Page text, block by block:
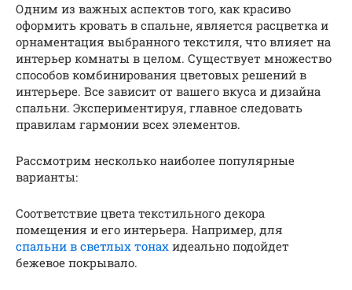
Одним из важных аспектов того, как красиво
оформить кровать в спальне, является расцветка и
орнаментация выбранного текстиля, что влияет на
интерьер комнаты в целом. Существует множество
способов комбинирования цветовых решений в
интерьере. Все зависит от вашего вкуса и дизайна
спальни. Экспериментируя, главное следовать
правилам гармонии всех элементов.
Рассмотрим несколько наиболее популярные
варианты:
Соответствие цвета текстильного декора
помещения и его интерьера. Например, для
спальни в светлых тонах идеально подойдет
бежевое покрывало.